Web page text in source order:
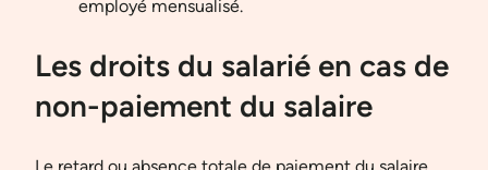
employé mensualisé.
Les droits du salarié en cas de
non-paiement du salaire